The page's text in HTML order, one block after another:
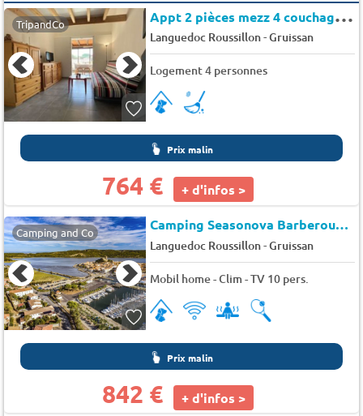
TripandCo A
ppt 2 pièces mezz 4 couchages GRUISSAN - Amandines
Languedoc Roussillon-Gruissan
Logement 4 personnes
Prix malin
764 € + d'infos >
Camping and Co Camping Seasonova Barberousse (14877)
Languedoc Roussillon-Gruissan
Mobil home - Clim - TV 10 pers.
Prix malin
842 € + d'infos >